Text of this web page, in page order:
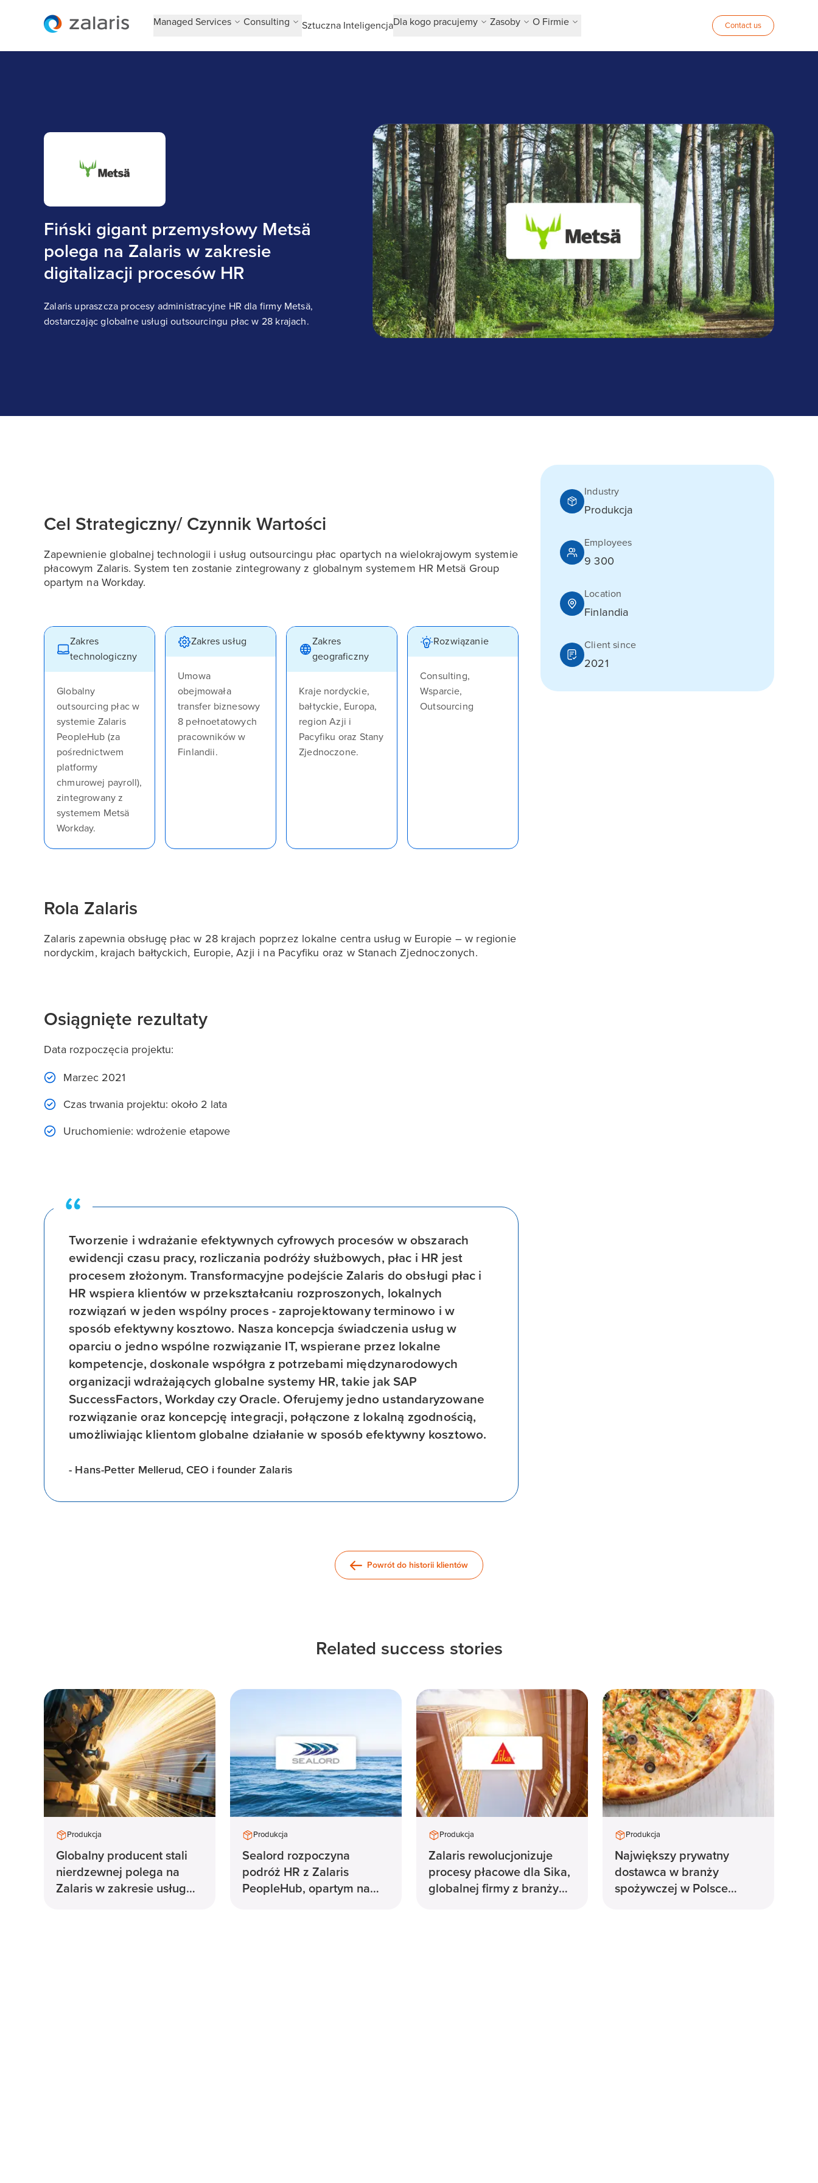
Managed Services Consulting Sztuczna InteligencjaDla kogo pracujemy Zasoby O Firmie Contact us
Fiński gigant przemysłowy Metsä
polega na Zalaris w zakresie
digitalizacji procesów HR
Zalaris upraszcza procesy administracyjne HR dla firmy Metsä,
dostarczając globalne usługi outsourcingu płac w 28 krajach.
Metsä Group
Cel Strategiczny/ Czynnik Wartości
Zapewnienie globalnej technologii i usług outsourcingu płac opartych na wielokrajowym systemie
płacowym Zalaris. System ten zostanie zintegrowany z globalnym systemem HR Metsä Group
opartym na Workday.
Zakres
technologiczny
Globalny
outsourcing płac w
systemie Zalaris
PeopleHub (za
pośrednictwem
platformy
chmurowej payroll),
zintegrowany z
systemem Metsä
Workday.
Zakres usług
Umowa
obejmowała
transfer biznesowy
8 pełnoetatowych
pracowników w
Finlandii.
Zakres
geograficzny
Kraje nordyckie,
bałtyckie, Europa,
region Azji i
Pacyfiku oraz Stany
Zjednoczone.
Rozwiązanie
Consulting,
Wsparcie,
Outsourcing
Rola Zalaris
Zalaris zapewnia obsługę płac w 28 krajach poprzez lokalne centra usług w Europie – w regionie
nordyckim, krajach bałtyckich, Europie, Azji i na Pacyfiku oraz w Stanach Zjednoczonych.
Osiągnięte rezultaty
Data rozpoczęcia projektu:
Marzec 2021
Czas trwania projektu: około 2 lata
Uruchomienie: wdrożenie etapowe
Tworzenie i wdrażanie efektywnych cyfrowych procesów w obszarach
ewidencji czasu pracy, rozliczania podróży służbowych, płac i HR jest
procesem złożonym. Transformacyjne podejście Zalaris do obsługi płac i
HR wspiera klientów w przekształcaniu rozproszonych, lokalnych
rozwiązań w jeden wspólny proces - zaprojektowany terminowo i w
sposób efektywny kosztowo. Nasza koncepcja świadczenia usług w
oparciu o jedno wspólne rozwiązanie IT, wspierane przez lokalne
kompetencje, doskonale współgra z potrzebami międzynarodowych
organizacji wdrażających globalne systemy HR, takie jak SAP
SuccessFactors, Workday czy Oracle. Oferujemy jedno ustandaryzowane
rozwiązanie oraz koncepcję integracji, połączone z lokalną zgodnością,
umożliwiając klientom globalne działanie w sposób efektywny kosztowo.
- Hans-Petter Mellerud, CEO i founder Zalaris​
Industry
Produkcja
Employees
9 300
Location
Finlandia
Client since
2021
Powrót do historii klientów
Related success stories
Produkcja
Globalny producent stali
nierdzewnej polega na
Zalaris w zakresie usług
Produkcja
Sealord rozpoczyna
podróż HR z Zalaris
PeopleHub, opartym na
Produkcja
Zalaris rewolucjonizuje
procesy płacowe dla Sika,
globalnej firmy z branży
Produkcja
Największy prywatny
dostawca w branży
spożywczej w Polsce